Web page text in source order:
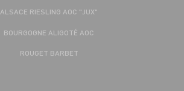
ALSACE RIESLING AOC "JUX"
BOURGOGNE ALIGOTÉ AOC
ROUGET BARBET